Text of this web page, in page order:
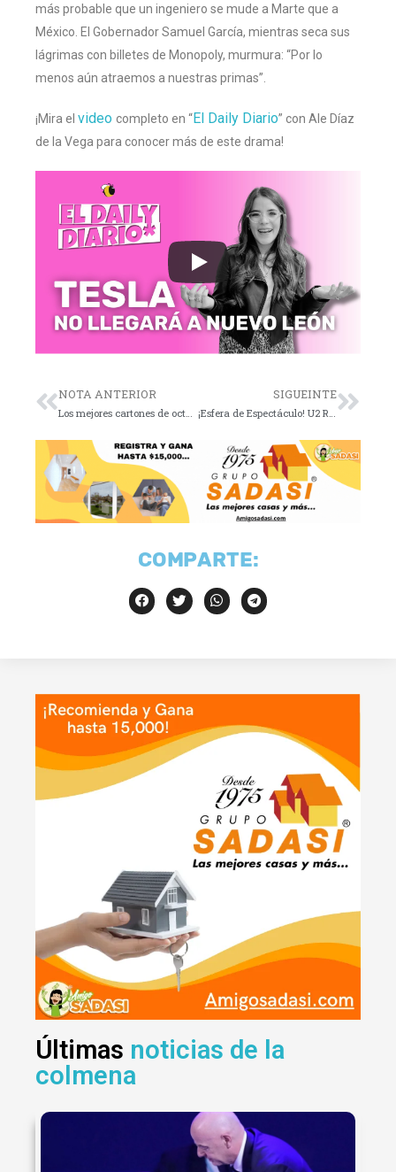
más probable que un ingeniero se mude a Marte que a
México. El Gobernador Samuel García, mientras seca sus
lágrimas con billetes de Monopoly, murmura: “Por lo
menos aún atraemos a nuestras primas”.
¡Mira el video completo en “El Daily Diario” con Ale Díaz
de la Vega para conocer más de este drama!
NOTA ANTERIOR SIGUEINTE
COMPARTE:
Últimas noticias de la
colmena